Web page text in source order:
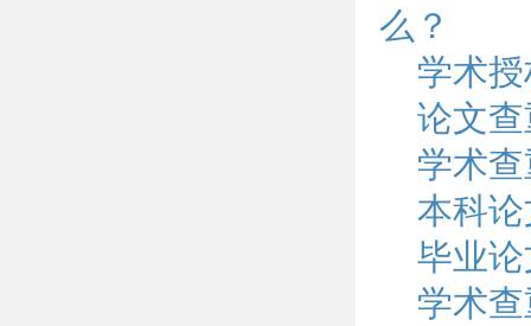
么？
学术
论文
学术
本科
毕业
学术